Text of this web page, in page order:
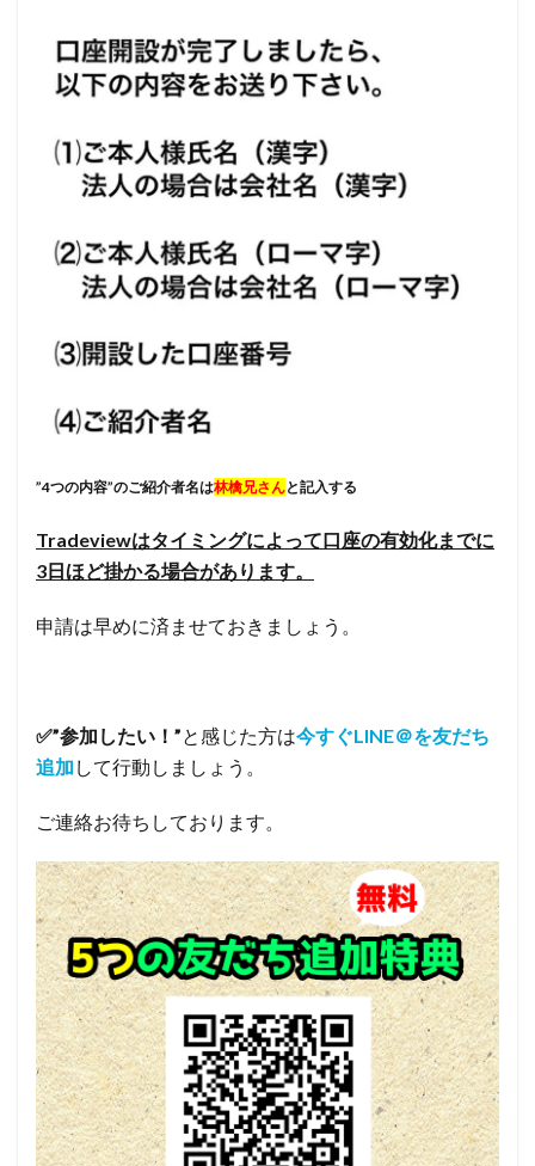
”4つの内容”のご紹介者名は林檎兄さんと記入する
Tradeviewはタイミングによって口座の有効化までに
3日ほど掛かる場合があります。
申請は早めに済ませておきましょう。
✅”参加したい！” と感じた方は今すぐLINE＠を友だち
追加 して行動しましょう。
ご連絡お待ちしております。